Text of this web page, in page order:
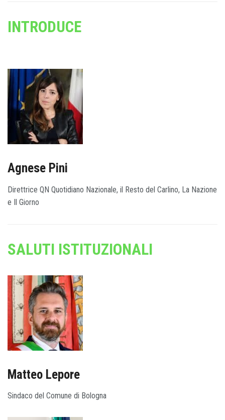
INTRODUCE
Agnese Pini
Direttrice QN Quotidiano Nazionale, il Resto del Carlino, La Nazione
e Il Giorno
SALUTI ISTITUZIONALI
Matteo Lepore
Sindaco del Comune di Bologna